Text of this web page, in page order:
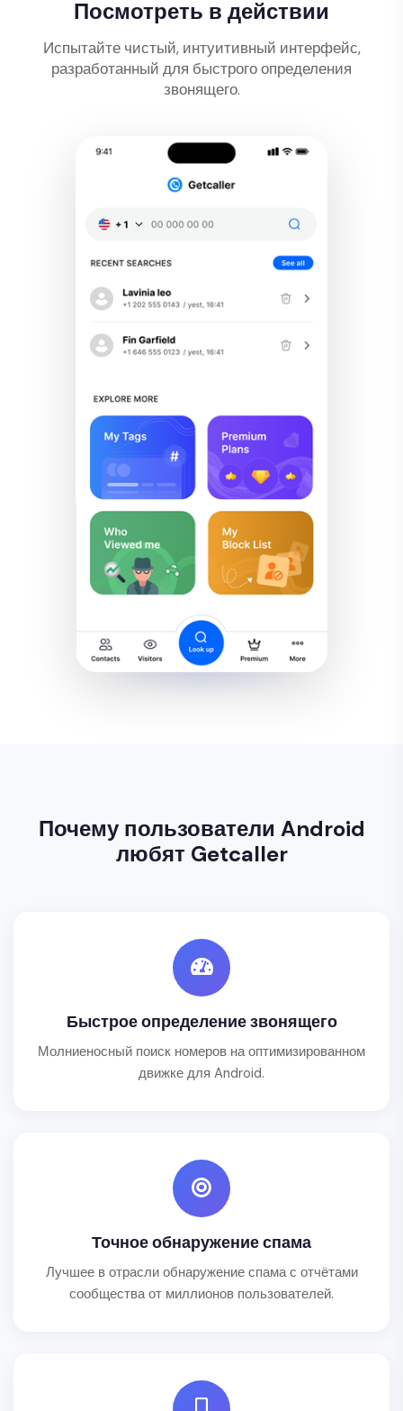
Посмотреть в действии
Испытайте чистый, интуитивный интерфейс,
разработанный для быстрого определения
звонящего.
Почему пользователи Android
любят Getcaller
Быстрое определение звонящего
Молниеносный поиск номеров на оптимизированном
движке для Android.
Точное обнаружение спама
Лучшее в отрасли обнаружение спама с отчётами
сообщества от миллионов пользователей.